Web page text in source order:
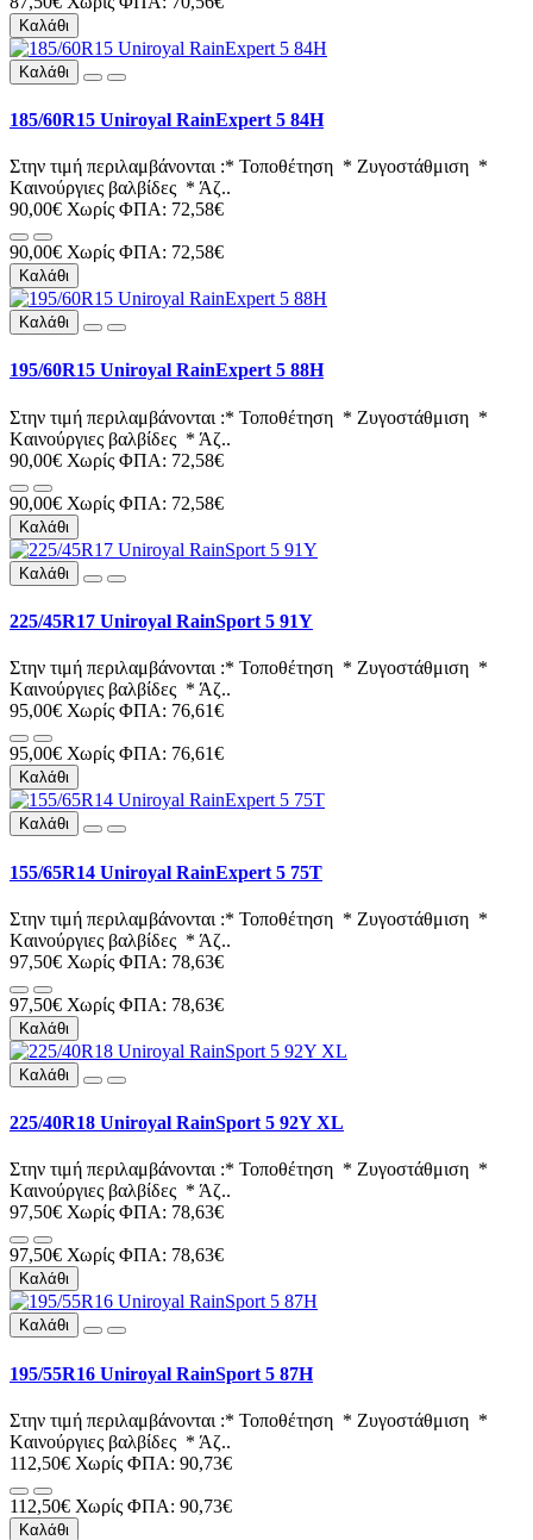
Καλάθι
Καλάθι
185/60R15 Uniroyal RainExpert 5 84H
Στην τιμή περιλαμβάνονται :* Τοποθέτηση * Ζυγοστάθμιση *
Kαινούργιες βαλβίδες * Άζ..
90,00€ Χωρίς ΦΠΑ: 72,58€
90,00€ Χωρίς ΦΠΑ: 72,58€
Καλάθι
Καλάθι
195/60R15 Uniroyal RainExpert 5 88H
Στην τιμή περιλαμβάνονται :* Τοποθέτηση * Ζυγοστάθμιση *
Kαινούργιες βαλβίδες * Άζ..
90,00€ Χωρίς ΦΠΑ: 72,58€
90,00€ Χωρίς ΦΠΑ: 72,58€
Καλάθι
Καλάθι
225/45R17 Uniroyal RainSport 5 91Y
Στην τιμή περιλαμβάνονται :* Τοποθέτηση * Ζυγοστάθμιση *
Kαινούργιες βαλβίδες * Άζ..
95,00€ Χωρίς ΦΠΑ: 76,61€
95,00€ Χωρίς ΦΠΑ: 76,61€
Καλάθι
Καλάθι
155/65R14 Uniroyal RainExpert 5 75T
Στην τιμή περιλαμβάνονται :* Τοποθέτηση * Ζυγοστάθμιση *
Kαινούργιες βαλβίδες * Άζ..
97,50€ Χωρίς ΦΠΑ: 78,63€
97,50€ Χωρίς ΦΠΑ: 78,63€
Καλάθι
Καλάθι
225/40R18 Uniroyal RainSport 5 92Y XL
Στην τιμή περιλαμβάνονται :* Τοποθέτηση * Ζυγοστάθμιση *
Kαινούργιες βαλβίδες * Άζ..
97,50€ Χωρίς ΦΠΑ: 78,63€
97,50€ Χωρίς ΦΠΑ: 78,63€
Καλάθι
Καλάθι
195/55R16 Uniroyal RainSport 5 87H
Στην τιμή περιλαμβάνονται :* Τοποθέτηση * Ζυγοστάθμιση *
Kαινούργιες βαλβίδες * Άζ..
112,50€ Χωρίς ΦΠΑ: 90,73€
112,50€ Χωρίς ΦΠΑ: 90,73€
Καλάθι